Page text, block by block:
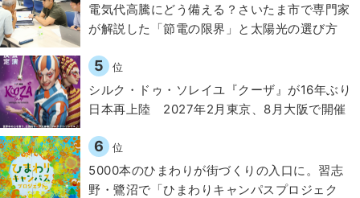
電気代高騰にどう備える？さいたま市で専門家
が解説した「節電の限界」と太陽光の選び方
5 位
シルク・ドゥ・ソレイユ『クーザ』が16年ぶり
日本再上陸 2027年2月東京、8月大阪で開催
6 位
5000本のひまわりが街づくりの入口に。習志
野・鷺沼で「ひまわりキャンパスプロジェク